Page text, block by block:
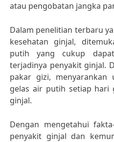
atau pengobatan jangka
Dalam penelitian terbaru
kesehatan ginjal,
putih yang cukup
terjadinya penyakit ginjal.
pakar gizi,
gelas air putih setiap hari
ginjal.
Dengan mengetahui
penyakit ginjal dan